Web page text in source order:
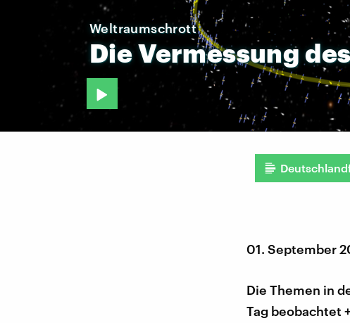
Weltraumschrott
DieVermessung
01. September
Die Themen in
Tag beobachtet